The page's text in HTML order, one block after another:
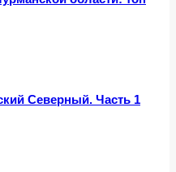
Северный. Часть 1